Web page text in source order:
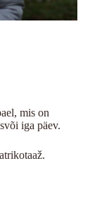
mis on
iga päev.